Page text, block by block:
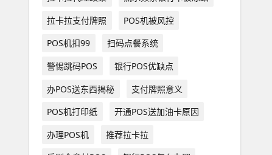
拉卡拉支付牌照
POS机被风控
POS机扣99
扫码点餐系统
警惕跳码POS
银行POS优缺点
办POS送东西揭秘
支付牌照意义
POS机打印纸
开通POS送加油卡原因
办理POS机
推荐拉卡拉